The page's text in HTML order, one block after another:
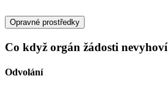
Opravné prostředky
Co když orgán žádosti nevyhoví
Odvolání